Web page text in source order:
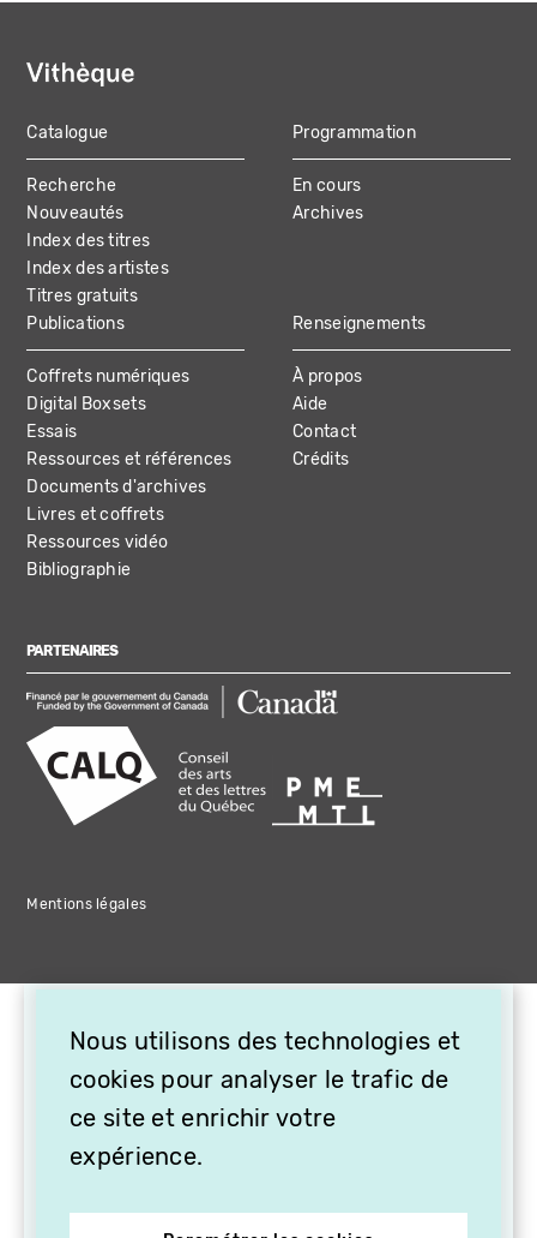
MAIN
NAVIGATION
Catalogue
Recherche
Nouveautés
Index des titres
Index des artistes
Titres gratuits
Programmation
En cours
Archives
Publications
Coffrets numériques
Digital Boxsets
Essais
Ressources et références
Documents d'archives
Livres et coffrets
Ressources vidéo
Bibliographie
Renseignements
À propos
Aide
Contact
Crédits
PARTENAIRES
Mentions légales
Nous utilisons des technologies et
cookies pour analyser le trafic de
ce site et enrichir votre
expérience.
OFFREZ LA VIDÉO EN
CADEAU, ABONNEZ VOS
PROCHES À VITHÈQUE !